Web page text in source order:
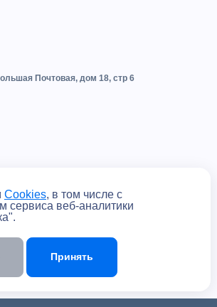
Почтовая, дом 18, стр 6
Cookies, в том числе с
сервиса веб-аналитики
Принять